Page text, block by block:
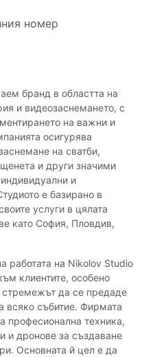
номер
бранд в областта на
и видеозаснемането, с
на важни и
осигурява
на сватби,
и други значими
и
е базирано в
услуги в цялата
като София, Пловдив,
работата на Nikolov Studio
клиентите, особено
да се предаде
всяко събитие. Фирмата
професионална техника,
и дронове за създаване
Основната й цел е да